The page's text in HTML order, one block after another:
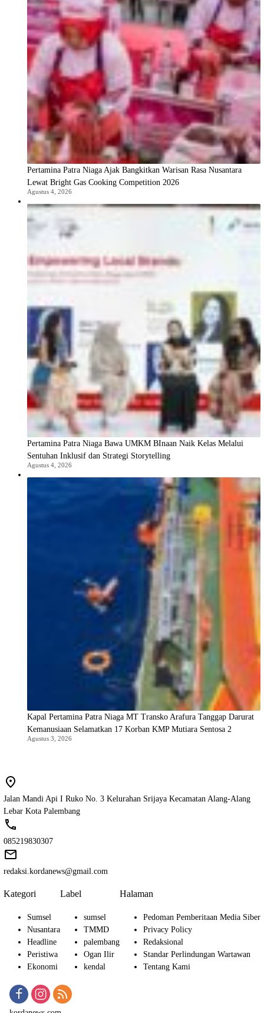
Pertamina Patra Niaga Ajak Bangkitkan Warisan Rasa Nusantara
Lewat Bright Gas Cooking Competition 2026
Agustus 4, 2026
Pertamina Patra Niaga Bawa UMKM BInaan Naik Kelas Melalui
Sentuhan Inklusif dan Strategi Storytelling
Agustus 4, 2026
Kapal Pertamina Patra Niaga MT Transko Arafura Tanggap Darurat
Kemanusiaan Selamatkan 17 Korban KMP Mutiara Sentosa 2
Agustus 3, 2026
Jalan Mandi Api I Ruko No. 3 Kelurahan Srijaya Kecamatan Alang-Alang
Lebar Kota Palembang
085219830307
redaksi.kordanews@gmail.com
Kategori
Sumsel
Nusantara
Headline
Peristiwa
Ekonomi
Label
sumsel
TMMD
palembang
Ogan Ilir
kendal
Halaman
Pedoman Pemberitaan Media Siber
Privacy Policy
Redaksional
Standar Perlindungan Wartawan
Tentang Kami